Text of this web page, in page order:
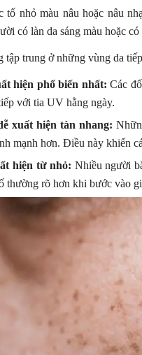
tố nhỏ màu nâu hoặc nâu
có làn da sáng màu hoặc
tập trung ở những vùng da
hiện phổ biến nhất: Các
với tia UV hằng ngày.
xuất hiện tàn nhang:
mạnh hơn. Điều này khiến
hiện từ nhỏ: Nhiều người
thường rõ hơn khi bước vào